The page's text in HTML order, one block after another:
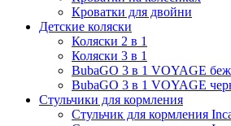
Кроватки для двойни
Детские коляски
Коляски 2 в 1
Коляски 3 в 1
BubaGO 3 в 1 VOYAGE
BubaGO 3 в 1 VOYAGE
Стульчики для кормления
Стульчик для кормления